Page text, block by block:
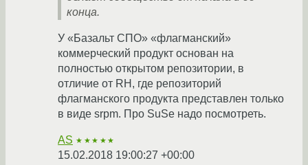
конца.
У «Базальт СПО» «флагманский»
коммерческий продукт основан на
полностью открытом репозитории, в
отличие от RH, где репозиторий
флагманского продукта представлен только
в виде srpm. Про SuSe надо посмотреть.
AS ★★★★★
15.02.2018 19:00:27 +00:00